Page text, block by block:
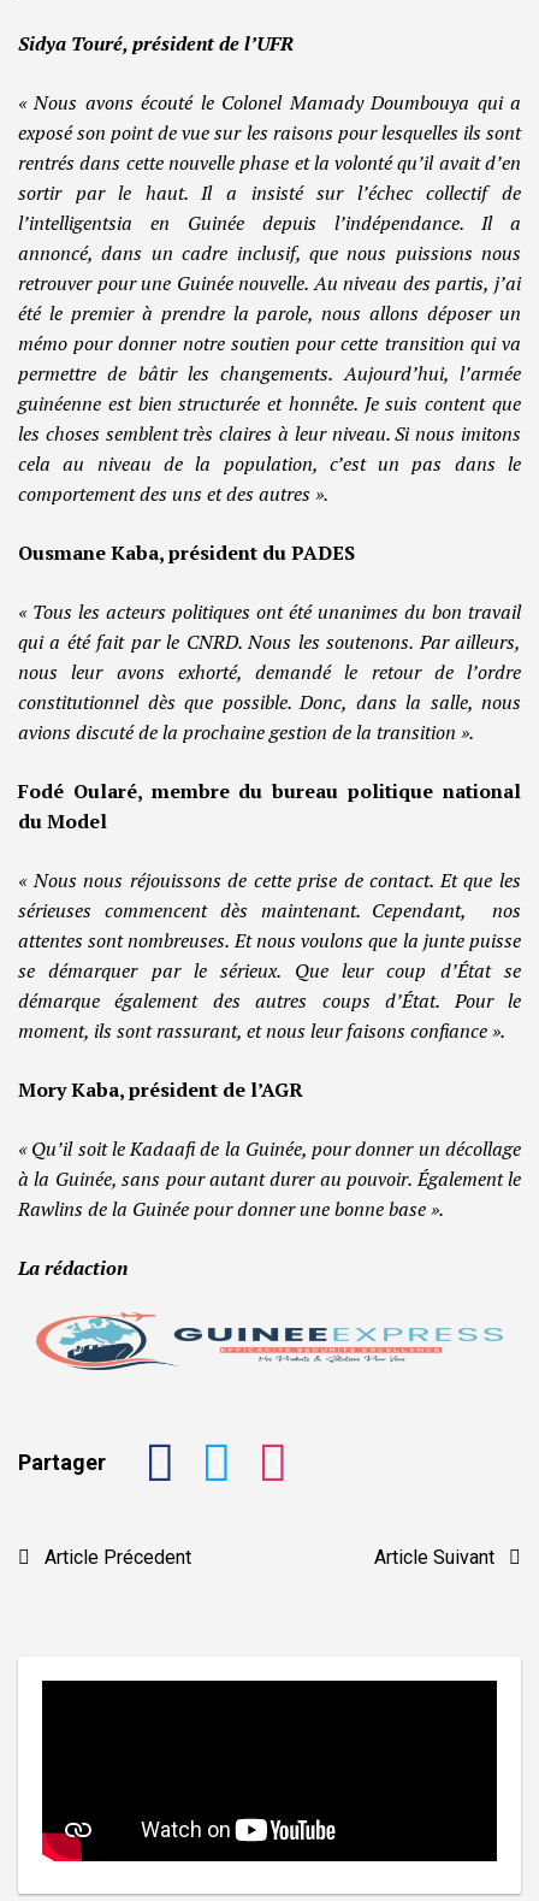
Sidya Touré, président de l’UFR
« Nous avons écouté le Colonel Mamady Doumbouya qui a
exposé son point de vue sur les raisons pour lesquelles ils sont
rentrés dans cette nouvelle phase et la volonté qu’il avait d’en
sortir par le haut. Il a insisté sur l’échec collectif de
l’intelligentsia en Guinée depuis l’indépendance. Il a
annoncé, dans un cadre inclusif, que nous puissions nous
retrouver pour une Guinée nouvelle. Au niveau des partis, j’ai
été le premier à prendre la parole, nous allons déposer un
mémo pour donner notre soutien pour cette transition qui va
permettre de bâtir les changements. Aujourd’hui, l’armée
guinéenne est bien structurée et honnête. Je suis content que
les choses semblent très claires à leur niveau. Si nous imitons
cela au niveau de la population, c’est un pas dans le
comportement des uns et des autres ».
Ousmane Kaba, président du PADES
« Tous les acteurs politiques ont été unanimes du bon travail
qui a été fait par le CNRD. Nous les soutenons. Par ailleurs,
nous leur avons exhorté, demandé le retour de l’ordre
constitutionnel dès que possible. Donc, dans la salle, nous
avions discuté de la prochaine gestion de la transition ».
Fodé Oularé, membre du bureau politique national
du Model
« Nous nous réjouissons de cette prise de contact. Et que les
sérieuses commencent dès maintenant. Cependant, nos
attentes sont nombreuses. Et nous voulons que la junte puisse
se démarquer par le sérieux. Que leur coup d’État se
démarque également des autres coups d’État. Pour le
moment, ils sont rassurant, et nous leur faisons confiance ».
Mory Kaba, président de l’AGR
« Qu’il soit le Kadaafi de la Guinée, pour donner un décollage
à la Guinée, sans pour autant durer au pouvoir. Également le
Rawlins de la Guinée pour donner une bonne base ».
La rédaction
Partager
Article Précedent Article Suivant